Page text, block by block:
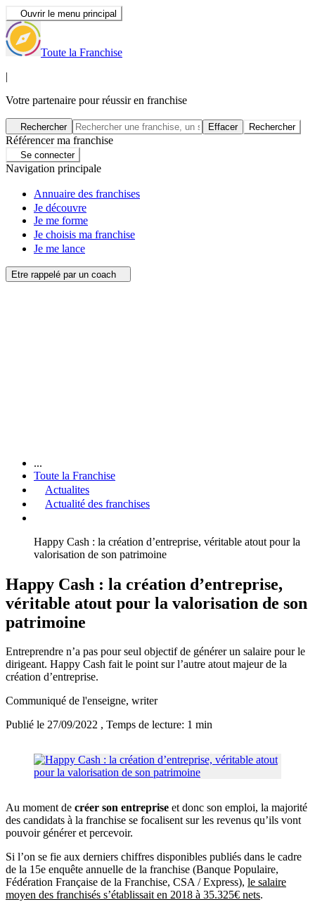
Ouvrir le menu principal
Toute la Franchise
|
Votre partenaire pour réussir en franchise
Rechercher Effacer Rechercher
Référencer ma franchise
Se connecter
Navigation principale
Annuaire des franchises
Je découvre
Je me forme
Je choisis ma franchise
Je me lance
Etre rappelé par un coach
...
Toute la Franchise
Actualites
Actualité des franchises
Happy Cash : la création d’entreprise, véritable atout pour la
valorisation de son patrimoine
Happy Cash : la création d’entreprise,
véritable atout pour la valorisation de son
patrimoine
Entreprendre n’a pas pour seul objectif de générer un salaire pour le
dirigeant. Happy Cash fait le point sur l’autre atout majeur de la
création d’entreprise.
Communiqué de l'enseigne, writer
Publié le 27/09/2022 , Temps de lecture: 1 min
Au moment de créer son entreprise et donc son emploi, la majorité
des candidats à la franchise se focalisent sur les revenus qu’ils vont
pouvoir générer et percevoir.
Si l’on se fie aux derniers chiffres disponibles publiés dans le cadre
de la 15e enquête annuelle de la franchise (Banque Populaire,
Fédération Française de la Franchise, CSA / Express), le salaire
moyen des franchisés s’établissait en 2018 à 35.325€ nets.